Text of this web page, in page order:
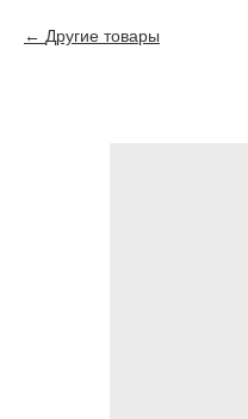
Другие товары